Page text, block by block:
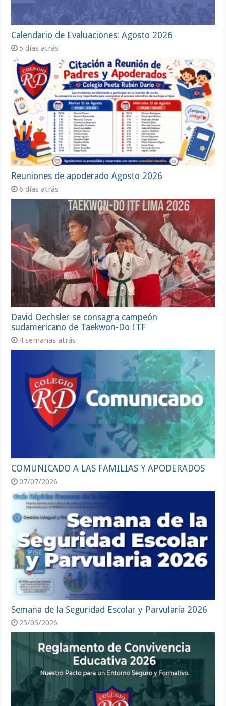
Calendario de Evaluaciones: Agosto 2026
5 días atrás
Reuniones de apoderado Agosto 2026
6 días atrás
David Oechsler se consagra campeón
sudamericano de Taekwon-Do ITF
4 semanas atrás
COMUNICADO A LAS FAMILIAS Y APODERADOS
07/07/2026
Semana de la Seguridad Escolar y Parvularia 2026
25/05/2026